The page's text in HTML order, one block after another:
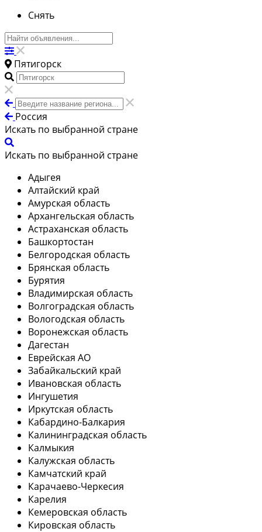
Снять
Пятигорск
Россия
Искать по выбранной стране
Искать по выбранной стране
Адыгея
Алтайский край
Амурская область
Архангельская область
Астраханская область
Башкортостан
Белгородская область
Брянская область
Бурятия
Владимирская область
Волгоградская область
Вологодская область
Воронежская область
Дагестан
Еврейская АО
Забайкальский край
Ивановская область
Ингушетия
Иркутская область
Кабардино-Балкария
Калининградская область
Калмыкия
Калужская область
Камчатский край
Карачаево-Черкесия
Карелия
Кемеровская область
Кировская область